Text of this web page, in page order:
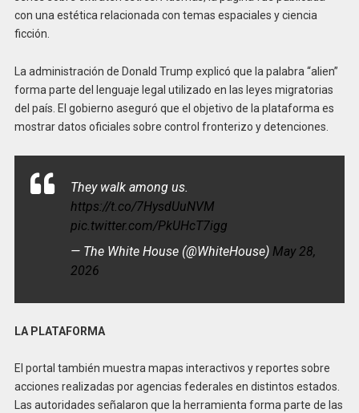
con una estética relacionada con temas espaciales y ciencia
ficción.
La administración de Donald Trump explicó que la palabra “alien”
forma parte del lenguaje legal utilizado en las leyes migratorias
del país. El gobierno aseguró que el objetivo de la plataforma es
mostrar datos oficiales sobre control fronterizo y detenciones.
They walk among us.
https://t.co/7HysdUuNVM
pic.twitter.com/PkUHcT7igg
— The White House (@WhiteHouse) May 28,
2026
LA PLATAFORMA
El portal también muestra mapas interactivos y reportes sobre
acciones realizadas por agencias federales en distintos estados.
Las autoridades señalaron que la herramienta forma parte de las